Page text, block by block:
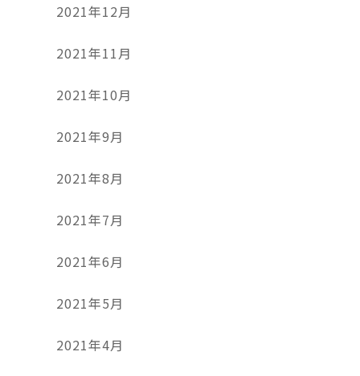
2021年12月
2021年11月
2021年10月
2021年9月
2021年8月
2021年7月
2021年6月
2021年5月
2021年4月